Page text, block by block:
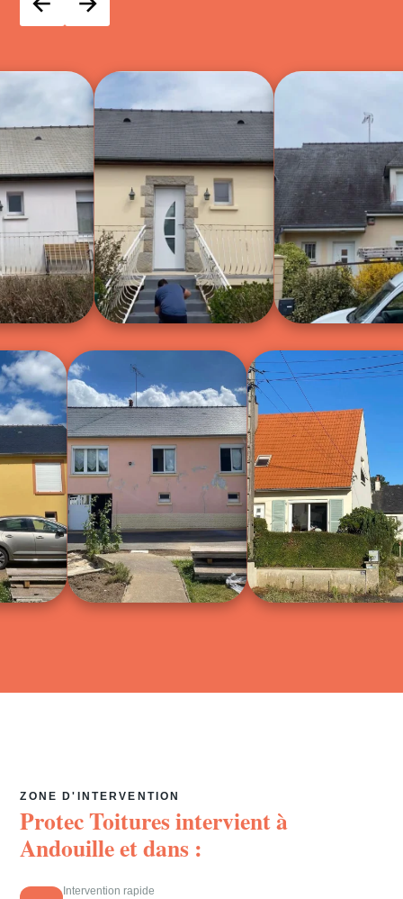
ZONE D'INTERVENTION
Protec Toitures intervient à
Andouilleet dans :
Intervention rapide